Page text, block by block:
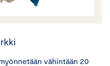
vähintään 20